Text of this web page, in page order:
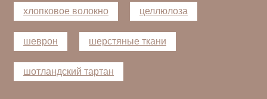
хлопковое волокно целлюлоза
шеврон шерстяные ткани
шотландский тартан